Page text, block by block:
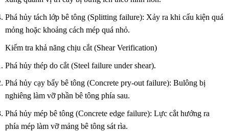
Phá hủy tách lớp bê tông (Splitting failure): Xảy ra khi cấu kiện quá
mỏng hoặc khoảng cách mép quá nhỏ.
Kiểm tra khả năng chịu cắt (Shear Verification)
Phá hủy thép do cắt (Steel failure under shear).
Phá hủy cạy bẩy bê tông (Concrete pry-out failure): Bulông bị
nghiêng làm vỡ phần bê tông phía sau.
Phá hủy mép bê tông (Concrete edge failure): Lực cắt hướng ra
phía mép làm vỡ mảng bê tông sát rìa.